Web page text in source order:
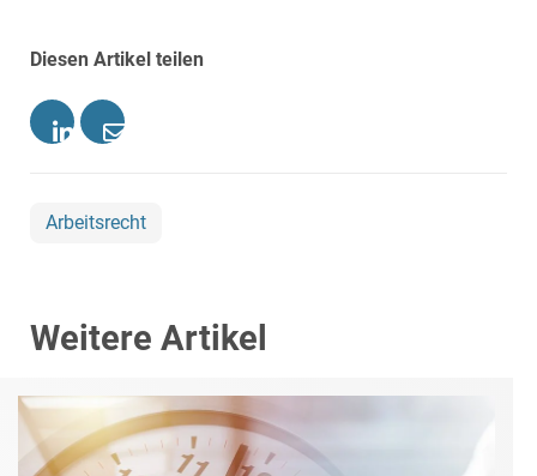
Diesen Artikel teilen
Arbeitsrecht
Weitere Artikel